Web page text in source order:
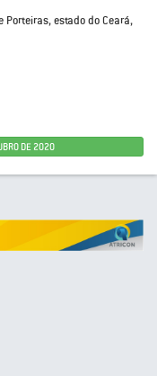
estado do Ceará,
DE 2020